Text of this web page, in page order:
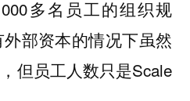
多名员工的组织规
部资本的情况下虽然
但员工人数只是Scale